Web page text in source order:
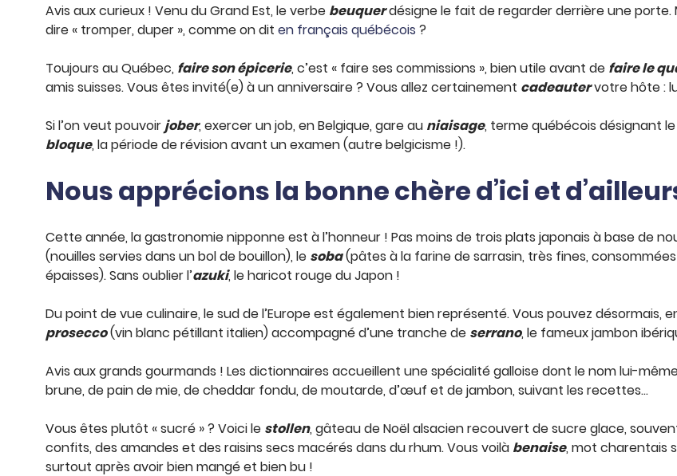
Avis aux curieux ! Venu du Grand Est, le verbe beuquerdésigne le fait de regarder derrière une
dire « tromper, duper », comme on dit en français québécois ?
Toujours au Québec, faire son épicerie, c’est « faire ses commissions », bien utile avant de faire le
amis suisses. Vous êtes invité(e) à un anniversaire ? Vous allez certainement cadeautervotre hôte :
Si l’on veut pouvoirjober, exercer un job, en Belgique, gare au niaisage, terme québécois désignant
bloque, la période de révision avant un examen (autre belgicisme !).
Nous apprécions la bonne chère d’ici et
Cette année, la gastronomie nipponne est à l’honneur ! Pas moins de trois plats japonais à base de
(nouilles servies dans un bol de bouillon), le soba(pâtes à la farine de sarrasin, très fines,
épaisses). Sans oublier l’azuki, le haricot rouge du Japon !
Du point de vue culinaire, le sud de l’Europe est également bien représenté. Vous pouvez
prosecco(vin blanc pétillant italien) accompagné d’une tranche de serrano, le fameux jambon
Avis aux grands gourmands ! Les dictionnaires accueillent une spécialité galloise dont le nom lui-
brune, de pain de mie, de cheddar fondu, de moutarde, d’œuf et de jambon, suivant les recettes…
Vous êtes plutôt « sucré » ? Voici le stollen, gâteau de Noël alsacien recouvert de sucre glace,
confits, des amandes et des raisins secs macérés dans du rhum. Vous voilà benaise, mot charentais
surtout après avoir bien mangé et bien bu !